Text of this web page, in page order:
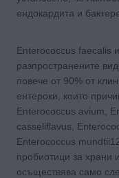
ендокардита и
Enterococcus faecalis
разпространените
повече от 90% от
ентероки, които
Enterococcus avium,
casseliflavus,
Enterococcus
пробиотици за храни
осъществява само